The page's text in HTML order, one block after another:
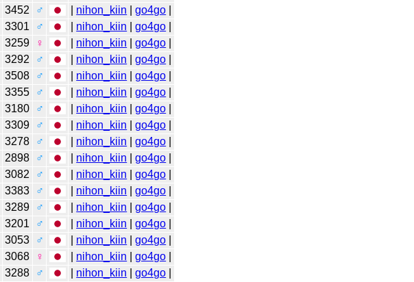
3452 ♂ nihon_kiin |go4go
3301 ♂ nihon_kiin |go4go
3259 ♀ nihon_kiin |go4go
3292 ♂ nihon_kiin |go4go
3508 ♂ nihon_kiin |go4go
3355 ♂ nihon_kiin |go4go
3180 ♂ nihon_kiin |go4go
3309 ♂ nihon_kiin |go4go
3278 ♂ nihon_kiin |go4go
2898 ♂ nihon_kiin |go4go
3082 ♂ nihon_kiin |go4go
3383 ♂ nihon_kiin |go4go
3289 ♂ nihon_kiin |go4go
3201 ♂ nihon_kiin |go4go
3053 ♂ nihon_kiin |go4go
3068 ♀ nihon_kiin |go4go
3288 ♂ nihon_kiin |go4go